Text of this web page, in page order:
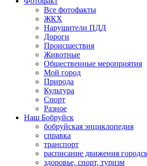
Все фотофакты
ЖКХ
Нарушители ПДД
Дороги
Происшествия
Животные
Общественные мероприятия
Мой город
Природа
Культура
Спорт
Разное
Наш Бобруйск
бобруйская энциклопедия
справка
транспорт
расписание движения
здоровье, спорт, туризм